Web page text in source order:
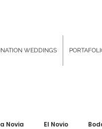
WEDDINGS
Novia El Novio